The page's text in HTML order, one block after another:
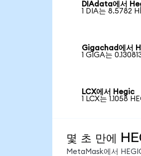
DIAdata에서
1 DIA는 8.5782
Gigachad에서
1 GIGA는
LCX에서 Hegic
1 LCX는 1.1058
몇 초 만에
MetaMask에서